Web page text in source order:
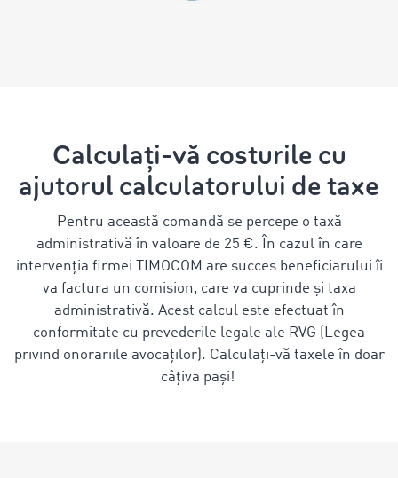
Calculați-vă costurile cu
ajutorul calculatorului de taxe
Pentru această comandă se percepe o taxă
administrativă în valoare de 25 €. În cazul în care
intervenția firmei TIMOCOM are succes beneficiarului îi
va factura un comision, care va cuprinde și taxa
administrativă. Acest calcul este efectuat în
conformitate cu prevederile legale ale RVG (Legea
privind onorariile avocaților). Calculați-vă taxele în doar
câțiva pași!